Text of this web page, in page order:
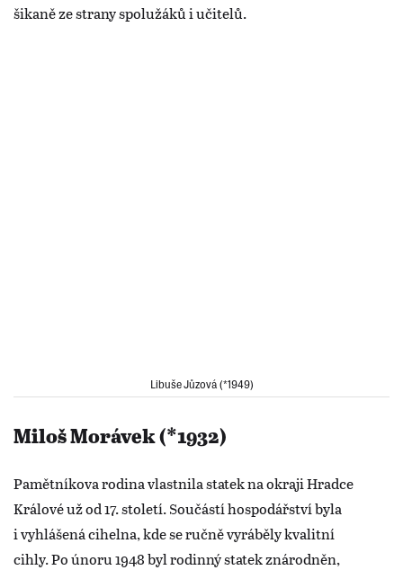
šikaně ze strany spolužáků i učitelů.
Libuše Jůzová (*1949)
Miloš Morávek (*1932)
Pamětníkova rodina vlastnila statek na okraji Hradce
Králové už od 17. století. Součástí hospodářství byla
i vyhlášená cihelna, kde se ručně vyráběly kvalitní
cihly. Po únoru 1948 byl rodinný statek znárodněn,